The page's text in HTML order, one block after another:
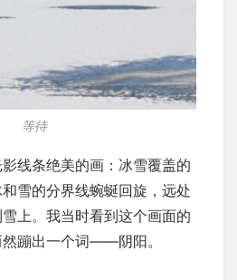
等待
线条绝美的画：冰雪覆盖的
雪的分界线蜿蜒回旋，远处
上。我当时看到这个画面的
蹦出一个词——阴阳。